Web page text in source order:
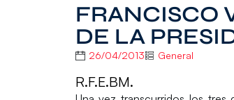
FRANCISCO
DE LA
26/04/2013 General
R.F.E.BM.